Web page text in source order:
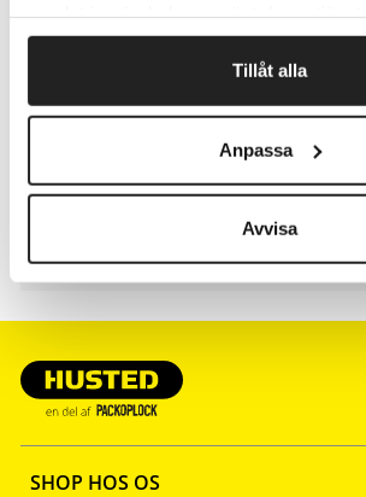
Tillåt alla
Anpassa
Avvisa
TEJP12 12 x 66
TEJP15 15 x 66
SHOP HOS OS